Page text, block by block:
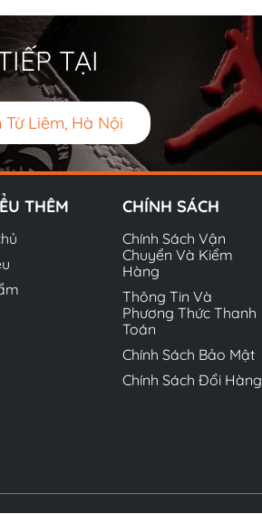
TẠI
Liêm, Hà Nội
THÊM CHÍNH SÁCH
Chính Sách Vận
Chuyển Và Kiểm
Hàng
Thông Tin Và
Phương Thức Thanh
Toán
Chính Sách Bảo Mật
Chính Sách Đổi Hàng